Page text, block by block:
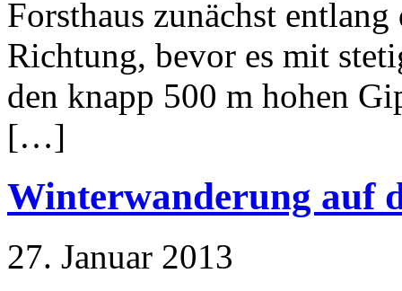
Forsthaus zunächst
Richtung, bevor es mit
den knapp 500 m hohen
[…]
Winterwanderung auf
27. Januar 2013